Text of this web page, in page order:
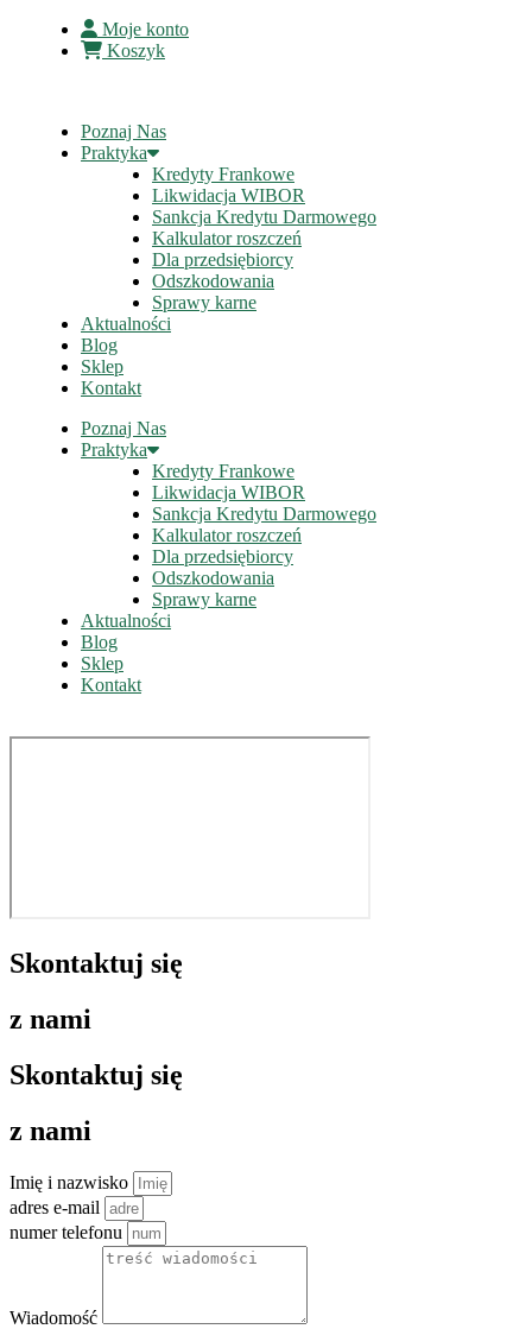
Moje konto
Koszyk
Poznaj Nas
Praktyka
Kredyty Frankowe
Likwidacja WIBOR
Sankcja Kredytu Darmowego
Kalkulator roszczeń
Dla przedsiębiorcy
Odszkodowania
Sprawy karne
Aktualności
Blog
Sklep
Kontakt
Poznaj Nas
Praktyka
Kredyty Frankowe
Likwidacja WIBOR
Sankcja Kredytu Darmowego
Kalkulator roszczeń
Dla przedsiębiorcy
Odszkodowania
Sprawy karne
Aktualności
Blog
Sklep
Kontakt
Skontaktuj się
z nami
Skontaktuj się
z nami
Imię i nazwisko
adres e-mail
numer telefonu
Wiadomość